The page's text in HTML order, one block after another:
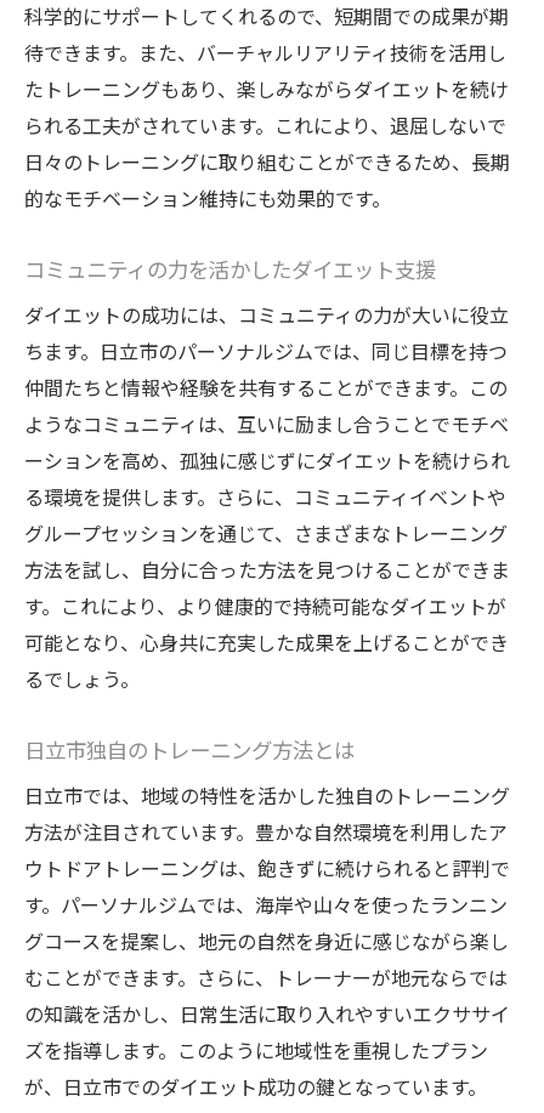
四季を感じる日立市のアウトドアトレーニ
ング
自然環境を活用したオリジナルトレーニン
グ法
日立市の自然環境がもたらすリフレッシュ
効果
自然とともに楽しむ健康的なライフスタイ
日立市での自然を活かしたトレーニング例
パーソナルジムで得られるダイエット成功の実
感と健康的なライフスタイル
ダイエット成功の喜びを体感する瞬間
健康的な生活習慣の確立とその維持
パーソナルジムがもたらす健康の変化
継続的なサポートによる健康への意識向上
日常生活に活かせる健康知識と技術
パーソナルジムを通じたライフスタイルの
改善
ダイエットの目標を達成するためのパーソナル
自分に合ったジム選びのポイント
パーソナルジムの活用術で効果倍増
成功を保証するパーソナルトレーナーの見
極め方
日立市のパーソナルジムの特徴と選び方
予算に合わせたジム選びの工夫
パーソナルジムでの目標達成ストーリー
日立市でのパーソナルジム体験談から学ぶダイ
科学的にサポートしてくれるので、短期間での成果が期
待できます。また、バーチャルリアリティ技術を活用し
たトレーニングもあり、楽しみながらダイエットを続け
られる工夫がされています。これにより、退屈しないで
日々のトレーニングに取り組むことができるため、長期
的なモチベーション維持にも効果的です。
コミュニティの力を活かしたダイエット支援
ダイエットの成功には、コミュニティの力が大いに役立
ちます。日立市のパーソナルジムでは、同じ目標を持つ
仲間たちと情報や経験を共有することができます。この
ようなコミュニティは、互いに励まし合うことでモチベ
ーションを高め、孤独に感じずにダイエットを続けられ
る環境を提供します。さらに、コミュニティイベントや
グループセッションを通じて、さまざまなトレーニング
方法を試し、自分に合った方法を見つけることができま
す。これにより、より健康的で持続可能なダイエットが
可能となり、心身共に充実した成果を上げることができ
るでしょう。
日立市独自のトレーニング方法とは
日立市では、地域の特性を活かした独自のトレーニング
方法が注目されています。豊かな自然環境を利用したア
ウトドアトレーニングは、飽きずに続けられると評判で
す。パーソナルジムでは、海岸や山々を使ったランニン
グコースを提案し、地元の自然を身近に感じながら楽し
むことができます。さらに、トレーナーが地元ならでは
の知識を活かし、日常生活に取り入れやすいエクササイ
ズを指導します。このように地域性を重視したプラン
が、日立市でのダイエット成功の鍵となっています。